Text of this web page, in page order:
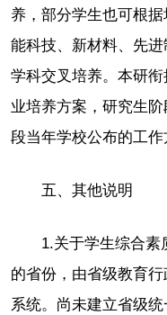
养，部分学生也可根
能科技、新材料、先
学科交叉培养。本研
业培养方案，研究生
段当年学校公布的工作
五、其他说明
1.关于学生综合素
的省份，由省级教育
系统。尚未建立省级